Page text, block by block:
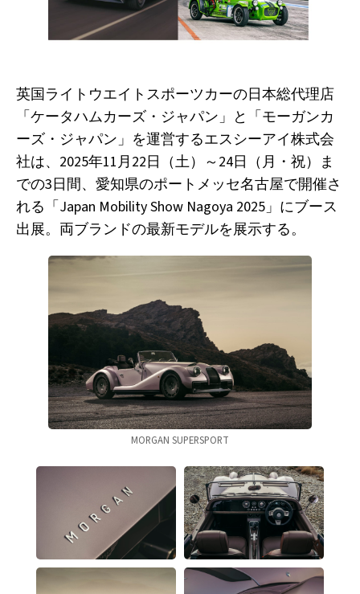
英国ライトウエイトスポーツカーの日本総代理店
「ケータハムカーズ・ジャパン」と「モーガンカ
ーズ・ジャパン」を運営するエスシーアイ株式会
社は、2025年11月22日（土）～24日（月・祝）ま
での3日間、愛知県のポートメッセ名古屋で開催さ
れる「Japan Mobility Show Nagoya 2025」にブース
出展。両ブランドの最新モデルを展示する。
MORGAN SUPERSPORT